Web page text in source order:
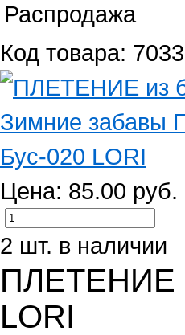
Код товара:
Цена: 85.00 руб.
2 шт. в наличии
ПЛЕТЕНИЕ
LORI